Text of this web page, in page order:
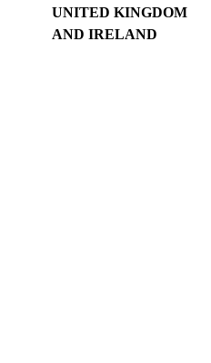
UNITED KINGDOM
AND IRELAND